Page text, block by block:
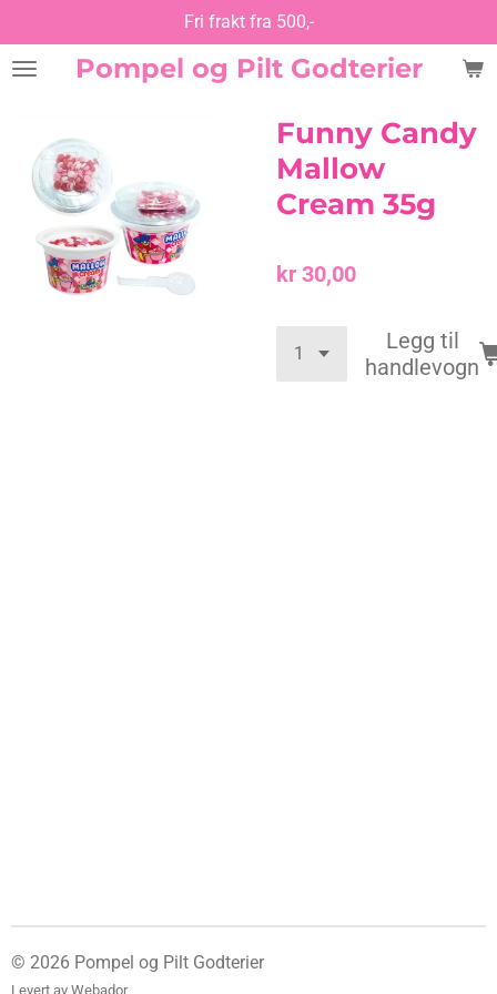
til
hovedinnholdPompel og Pilt Godterier
Fri frakt fra 500,-
Funny Candy
Mallow
Cream 35g
kr 30,00
Legg til
handlevogn
© 2026 Pompel og Pilt Godterier
Levert av Webador